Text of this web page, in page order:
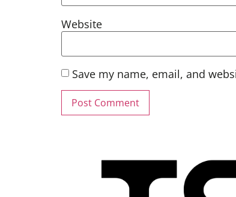
Website
Save my name, email, and